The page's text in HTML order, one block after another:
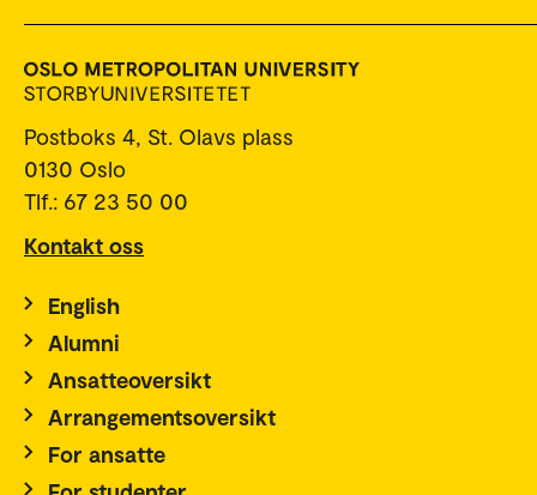
Postboks 4, St. Olavs plass
0130 Oslo
Tlf.: 67 23 50 00
Kontakt oss
English
Alumni
Ansatteoversikt
Arrangementsoversikt
For ansatte